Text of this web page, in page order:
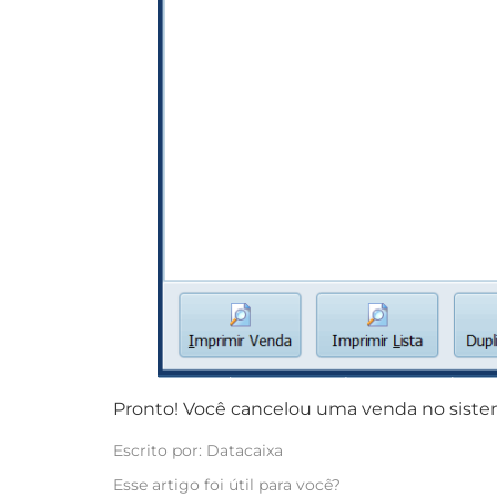
Pronto! Você cancelou uma venda no
Escrito por: Datacaixa
Esse artigo foi útil para você?